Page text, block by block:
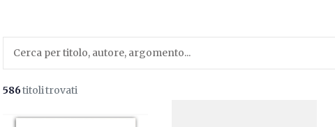
586titoli trovati